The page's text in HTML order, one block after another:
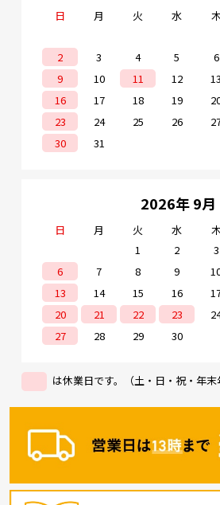
日 月 火 水
2
3 4 5 6
9
10 11 12 13
16
17 18 19
23
24 25 26
30
31
2026年 9月
日 月 火 水
1
2 3
6
7 8 9
13
14 15 16
20
21 22 23
27
28 29 30
は休業日です。（土・日・祝・年末